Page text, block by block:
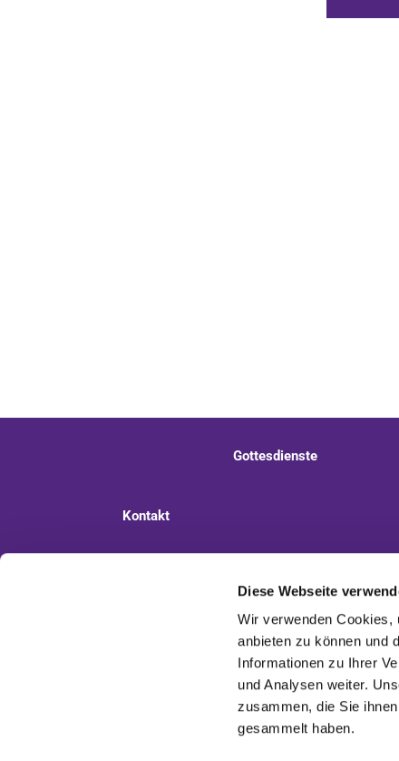
Diese Webseite
Wir verwenden Cookies,
anbieten zu können und
Informationen zu Ihrer
und Analysen weiter.
zusammen, die Sie
gesammelt haben.
Gottesdienste
Kontakt
Ev. Kirchengemeinde Staaken